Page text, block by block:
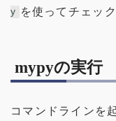
y を使ってチェッ
mypyの実行
コマンドラインを